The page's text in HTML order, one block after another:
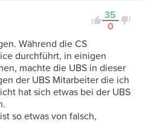
35
0
Während die CS
durchführt, in einigen
machte die UBS in dieser
der UBS Mitarbeiter die ich
hat sich etwas bei der UBS
so etwas von falsch,